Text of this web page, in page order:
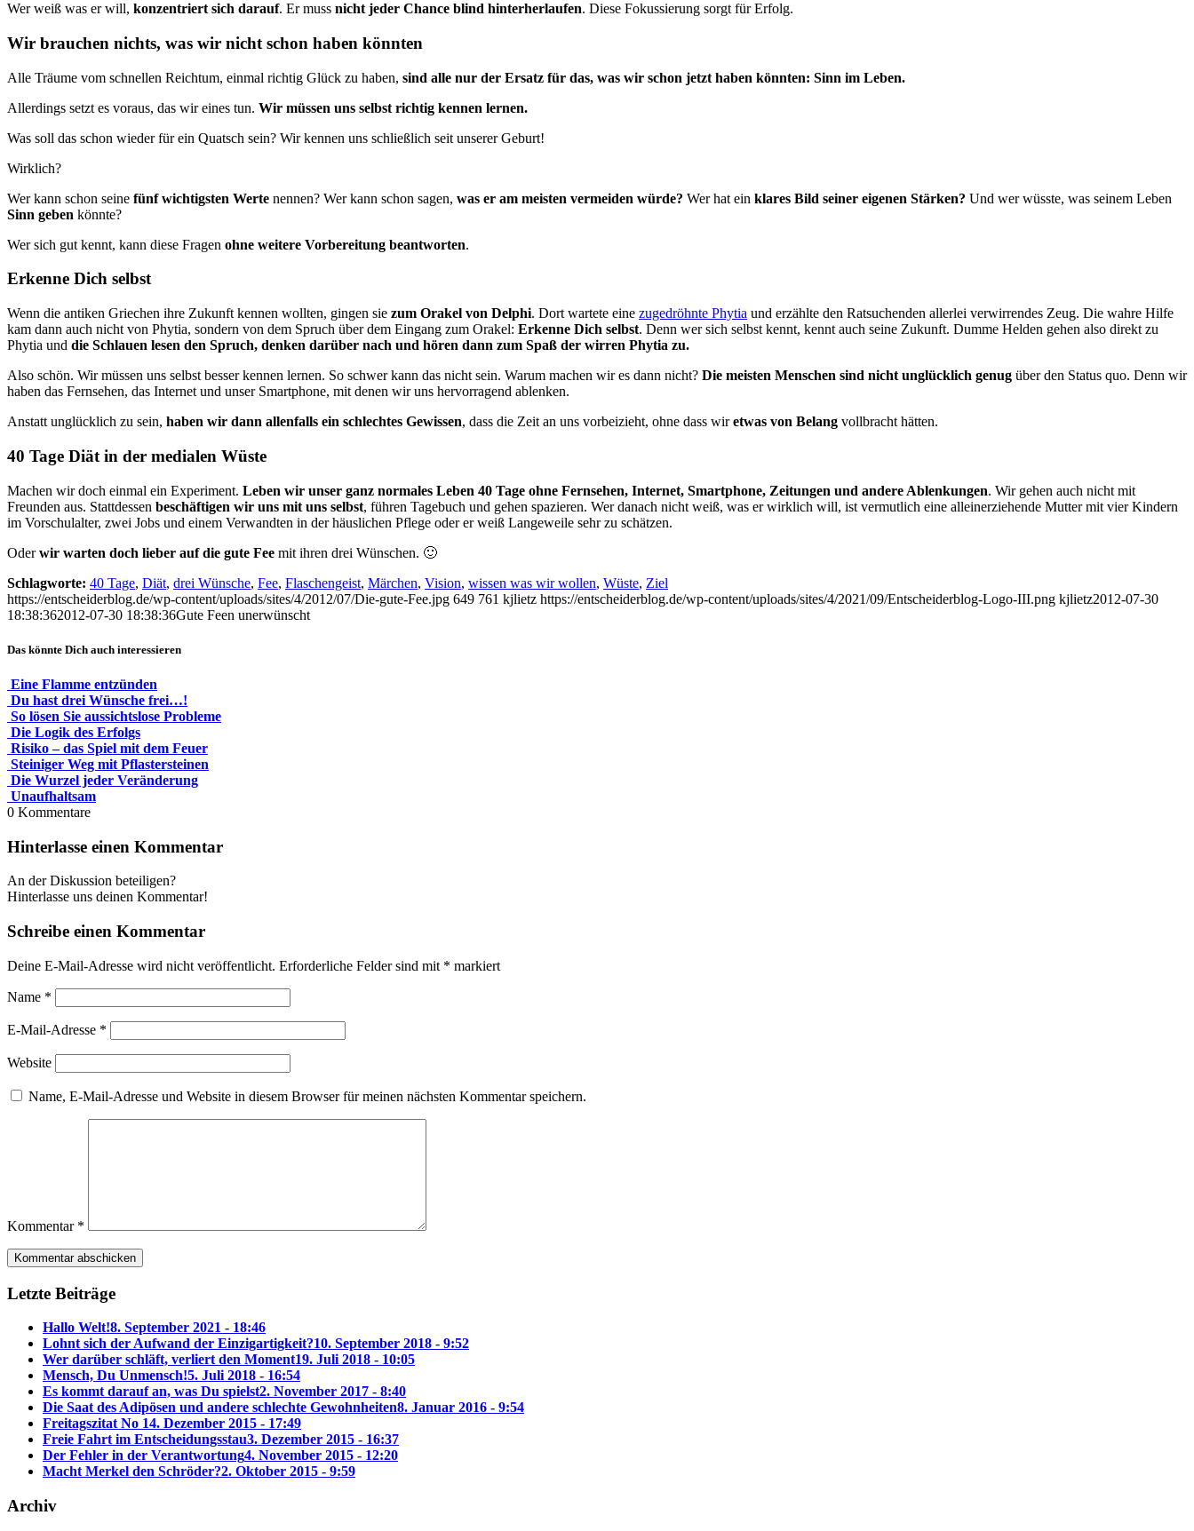
Wer weiß was er will, konzentriert sich darauf. Er muss nicht jeder Chance blind hinterherlaufen. Diese Fokussierung sorgt für Erfolg.
Wir brauchen nichts, was wir nicht schon haben könnten
Alle Träume vom schnellen Reichtum, einmal richtig Glück zu haben, sind alle nur der Ersatz für das, was wir schon jetzt haben könnten: Sinn im Leben.
Allerdings setzt es voraus, das wir eines tun. Wir müssen uns selbst richtig kennen lernen.
Was soll das schon wieder für ein Quatsch sein? Wir kennen uns schließlich seit unserer Geburt!
Wirklich?
Wer kann schon seine fünf wichtigsten Werte nennen? Wer kann schon sagen, was er am meisten vermeiden würde? Wer hat ein klares Bild seiner eigenen Stärken? Und wer wüsste, was seinem Leben
Sinn geben könnte?
Wer sich gut kennt, kann diese Fragen ohne weitere Vorbereitung beantworten.
Erkenne Dich selbst
Wenn die antiken Griechen ihre Zukunft kennen wollten, gingen sie zum Orakel von Delphi. Dort wartete eine zugedröhnte Phytia und erzählte den Ratsuchenden allerlei verwirrendes Zeug. Die wahre Hilfe
kam dann auch nicht von Phytia, sondern von dem Spruch über dem Eingang zum Orakel: Erkenne Dich selbst. Denn wer sich selbst kennt, kennt auch seine Zukunft. Dumme Helden gehen also direkt zu
Phytia und die Schlauen lesen den Spruch, denken darüber nach und hören dann zum Spaß der wirren Phytia zu.
Also schön. Wir müssen uns selbst besser kennen lernen. So schwer kann das nicht sein. Warum machen wir es dann nicht? Die meisten Menschen sind nicht unglücklich genug über den Status quo. Denn wir
haben das Fernsehen, das Internet und unser Smartphone, mit denen wir uns hervorragend ablenken.
Anstatt unglücklich zu sein, haben wir dann allenfalls ein schlechtes Gewissen, dass die Zeit an uns vorbeizieht, ohne dass wiretwas von Belang vollbracht hätten.
40 Tage Diät in der medialen Wüste
Machen wir doch einmal ein Experiment. Leben wir unser ganz normales Leben 40 Tage ohne Fernsehen, Internet, Smartphone, Zeitungen und andere Ablenkungen. Wir gehen auch nicht mit
Freunden aus. Stattdessen beschäftigen wir uns mit uns selbst, führen Tagebuch und gehen spazieren. Wer danach nicht weiß, was er wirklich will, ist vermutlich eine alleinerziehende Mutter mit vier Kindern
im Vorschulalter, zwei Jobs und einem Verwandten in der häuslichen Pflege oder er weiß Langeweile sehr zu schätzen.
Oderwir warten doch lieber auf die gute Fee mit ihren drei Wünschen. 🙂
Schlagworte: 40 Tage, Diät, drei Wünsche, Fee, Flaschengeist, Märchen, Vision, wissen was wir wollen, Wüste, Ziel
https://entscheiderblog.de/wp-content/uploads/sites/4/2012/07/Die-gute-Fee.jpg 649 761 kjlietz https://entscheiderblog.de/wp-content/uploads/sites/4/2021/09/Entscheiderblog-Logo-III.png kjlietz2012-07-30
18:38:362012-07-30 18:38:36Gute Feen unerwünscht
Das könnte Dich auch interessieren
Eine Flamme entzünden
Du hast drei Wünsche frei…!
So lösen Sie aussichtslose Probleme
Die Logik des Erfolgs
Risiko – das Spiel mit dem Feuer
Steiniger Weg mit Pflastersteinen
Die Wurzel jeder Veränderung
Unaufhaltsam
0 Kommentare
Hinterlasse einen Kommentar
An der Diskussion beteiligen?
Hinterlasse uns deinen Kommentar!
Schreibe einen Kommentar
Deine E-Mail-Adresse wird nicht veröffentlicht. Erforderliche Felder sind mit * markiert
Name *
E-Mail-Adresse *
Website
Name, E-Mail-Adresse und Website in diesem Browser für meinen nächsten Kommentar speichern.
Kommentar *
Letzte Beiträge
Hallo Welt!8. September 2021 - 18:46
Lohnt sich der Aufwand der Einzigartigkeit?10. September 2018 - 9:52
Wer darüber schläft, verliert den Moment19. Juli 2018 - 10:05
Mensch, Du Unmensch!5. Juli 2018 - 16:54
Es kommt darauf an, was Du spielst2. November 2017 - 8:40
Die Saat des Adipösen und andere schlechte Gewohnheiten8. Januar 2016 - 9:54
Freitagszitat No 14. Dezember 2015 - 17:49
Freie Fahrt im Entscheidungsstau3. Dezember 2015 - 16:37
Der Fehler in der Verantwortung4. November 2015 - 12:20
Macht Merkel den Schröder?2. Oktober 2015 - 9:59
Archiv